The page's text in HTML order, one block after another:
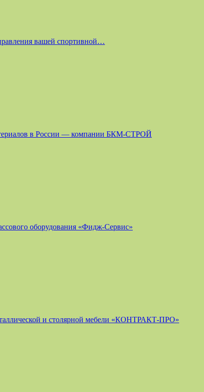
вашей спортивной…
в России — компании БКМ-СТРОЙ
оборудования «Фидж-Сервис»
и столярной мебели «КОНТРАКТ-ПРО»